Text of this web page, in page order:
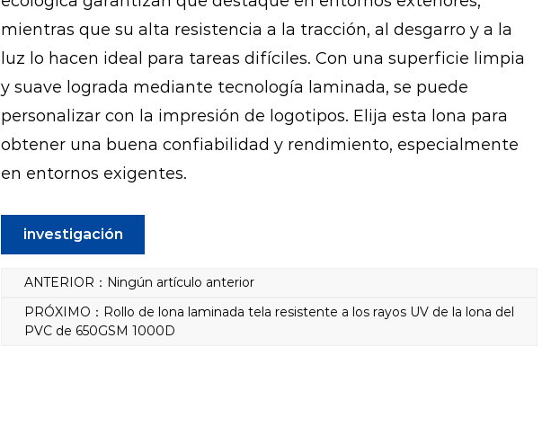
mientras que su alta resistencia a la tracción, al desgarro y a la
luz lo hacen ideal para tareas difíciles. Con una superficie limpia
y suave lograda mediante tecnología laminada, se puede
personalizar con la impresión de logotipos. Elija esta lona para
obtener una buena confiabilidad y rendimiento, especialmente
en entornos exigentes.
investigación
ANTERIOR：Ningún artículo anterior
PRÓXIMO：Rollo de lona laminada tela resistente a los rayos UV de la lona del
PVC de 650GSM 1000D